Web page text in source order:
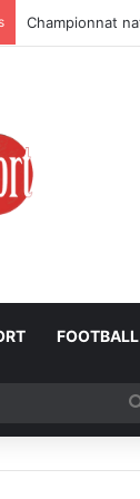
Championnat